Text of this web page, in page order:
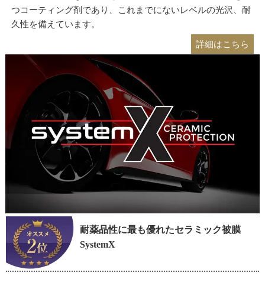
つコーティング剤であり、これまでにないレベルの光沢、耐
久性を備えています。
詳細はこちら
耐薬品性に最も優れたセラミック被膜
SystemX